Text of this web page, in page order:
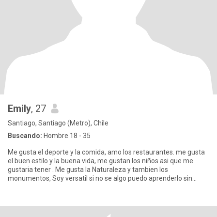
Emily, 27
Santiago, Santiago (Metro), Chile
Buscando: Hombre 18 - 35
Me gusta el deporte y la comida, amo los restaurantes. me gusta
el buen estilo y la buena vida, me gustan los niños asi que me
gustaria tener . Me gusta la Naturaleza y tambien los
monumentos, Soy versatil si no se algo puedo aprenderlo sin